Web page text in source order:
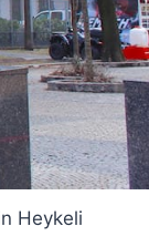
Heykeli